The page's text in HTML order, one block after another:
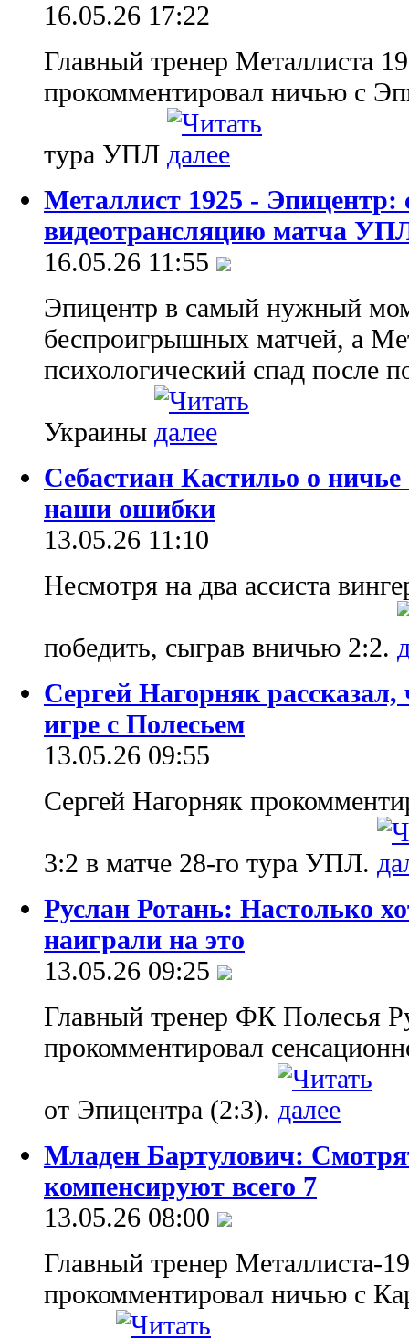
16.05.26 17:22
Главный тренер Металлиста
прокомментировал ничью с
тура УПЛ
Металлист 1925 - Эпицентр:
видеотрансляцию матча
16.05.26 11:55
Эпицентр в самый нужный
беспроигрышных матчей, а
психологический спад после
Украины
Себастиан Кастильо о
наши ошибки
13.05.26 11:10
Несмотря на два ассиста
победить, сыграв вничью 2:2.
Сергей Нагорняк
игре с Полесьем
13.05.26 09:55
Сергей Нагорняк
3:2 в матче 28-го тура УПЛ.
Руслан Ротань: Настолько
наиграли на это
13.05.26 09:25
Главный тренер ФК Полесья
прокомментировал
от Эпицентра (2:3).
Младен Бартулович:
компенсируют всего 7
13.05.26 08:00
Главный тренер Металлиста-
прокомментировал ничью с